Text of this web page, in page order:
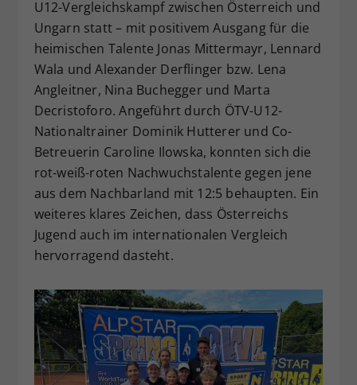
U12-Vergleichskampf zwischen Österreich und
Ungarn statt – mit positivem Ausgang für die
heimischen Talente Jonas Mittermayr, Lennard
Wala und Alexander Derflinger bzw. Lena
Angleitner, Nina Buchegger und Marta
Decristoforo. Angeführt durch ÖTV-U12-
Nationaltrainer Dominik Hutterer und Co-
Betreuerin Caroline Ilowska, konnten sich die
rot-weiß-roten Nachwuchstalente gegen jene
aus dem Nachbarland mit 12:5 behaupten. Ein
weiteres klares Zeichen, dass Österreichs
Jugend auch im internationalen Vergleich
hervorragend dasteht.